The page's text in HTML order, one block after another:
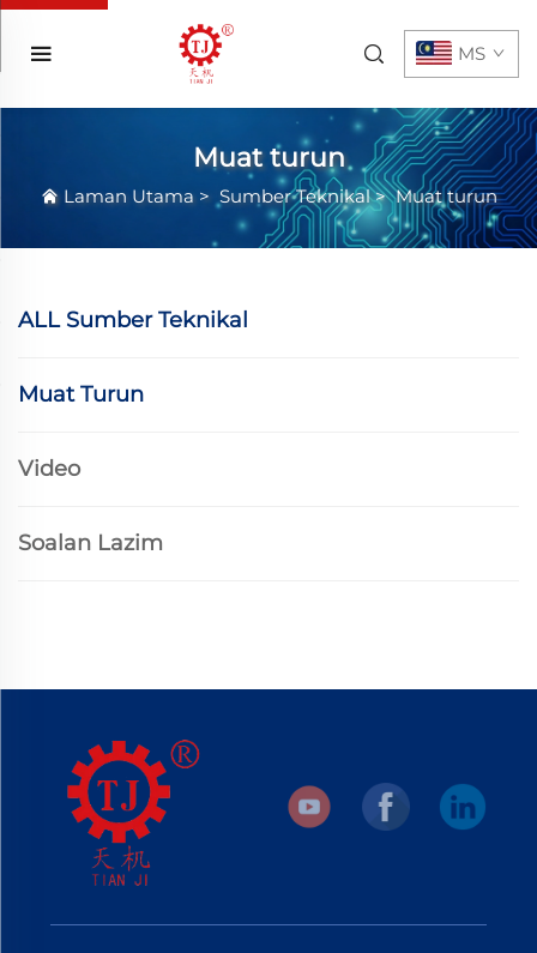
MS
Muat turun
Laman Utama> Sumber Teknikal>Muat turun
ALL Sumber Teknikal
Muat Turun
Video
Soalan Lazim